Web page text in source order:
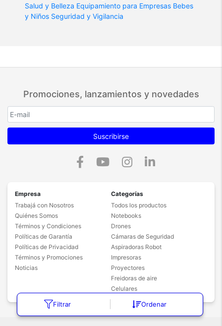
Filtrar Ordenar
Salud y Belleza Equipamiento para Empresas Bebes
y Niños Seguridad y Vigilancia
Promociones, lanzamientos y novedades
Suscribirse
Empresa
Trabajá con Nosotros
Quiénes Somos
Términos y Condiciones
Políticas de Garantía
Políticas de Privacidad
Términos y Promociones
Noticias
Categorías
Todos los productos
Notebooks
Drones
Cámaras de Seguridad
Aspiradoras Robot
Impresoras
Proyectores
Freidoras de aire
Celulares